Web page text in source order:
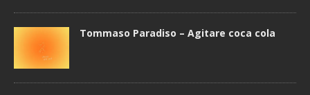
Tommaso Paradiso – Agitare coca cola